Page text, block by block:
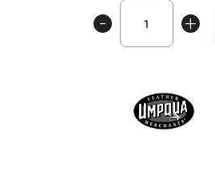
+
Klinkhammer
antall
-